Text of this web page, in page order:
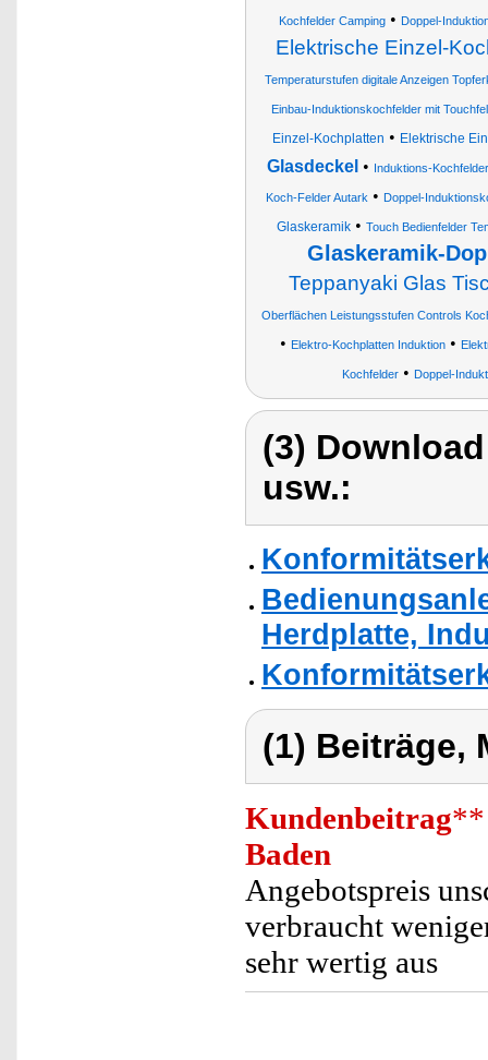
Kochfelder Camping • Doppel-
Elektrische Einzel-
Temperaturstufen digitale Anzeigen
Einbau-Induktionskochfelder mit
Einzel-Kochplatten • Elektrische
Glasdeckel • Induktions-
Koch-Felder Autark • Doppel-
Glaskeramik• Touch Bedienfelder
Glaskeramik-
Teppanyaki Glas
Oberflächen Leistungsstufen Controls
• Elektro-Kochplatten Induktion•
Kochfelder• Doppel-
(3)
usw.:
Herdplatte,
(1) Beiträge,
Kundenbeitrag**
Baden
Angebotspreis
verbraucht
sehr wertig aus